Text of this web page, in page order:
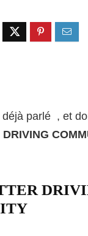
parlé , et
DRIVING